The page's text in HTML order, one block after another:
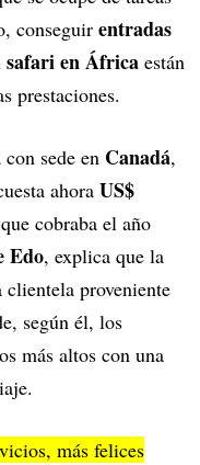
conseguir entradas
safari en África están
prestaciones.
sede en Canadá,
ahora US$
que cobraba el año
Edo, explica que la
proveniente
según él, los
más altos con una
más felices